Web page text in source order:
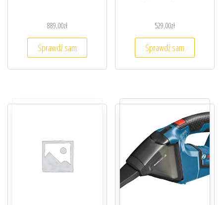
889,00zł
Sprawdź sam
529,00zł
Sprawdź sam